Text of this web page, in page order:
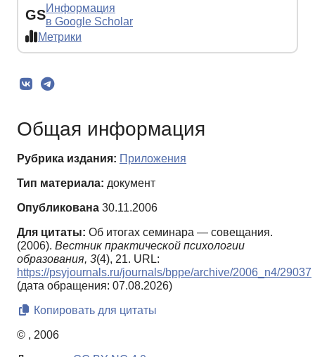
GSИнформация
в Google Scholar
Метрики
Общая информация
Рубрика издания: Приложения
Тип материала: документ
Опубликована 30.11.2006
Для цитаты: Об итогах семинара — совещания.
(2006). Вестник практической психологии
образования, 3(4), 21. URL:
https://psyjournals.ru/journals/bppe/archive/2006_n4/29037
(дата обращения: 07.08.2026)
Копировать для цитаты
© , 2006